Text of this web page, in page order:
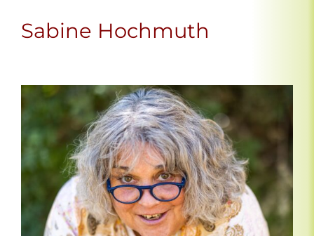
Sabine Hochmuth